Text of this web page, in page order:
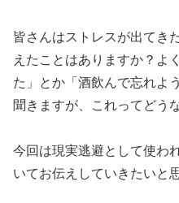
皆さんはストレスが出てき
えたことはありますか？よ
た」とか「酒飲んで忘れよ
聞きますが、これってどう
今回は現実逃避として使わ
いてお伝えしていきたいと